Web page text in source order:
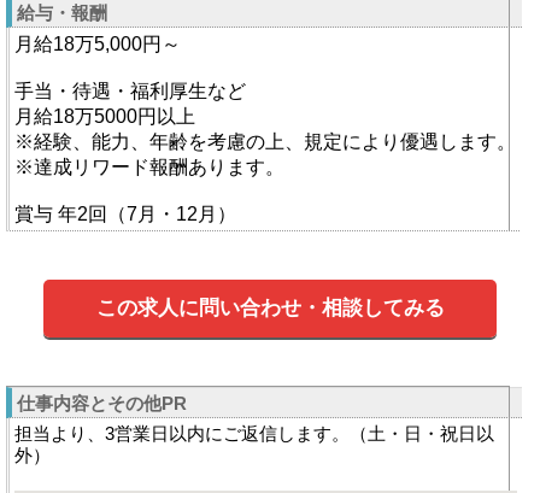
給与・報酬
月給18万5,000円～
手当・待遇・福利厚生など
月給18万5000円以上
※経験、能力、年齢を考慮の上、規定により優遇します。
※達成リワード報酬あります。
賞与 年2回（7月・12月）
この求人に問い合わせ・相談してみる
仕事内容とその他PR
担当より、3営業日以内にご返信します。（土・日・祝日以
外）